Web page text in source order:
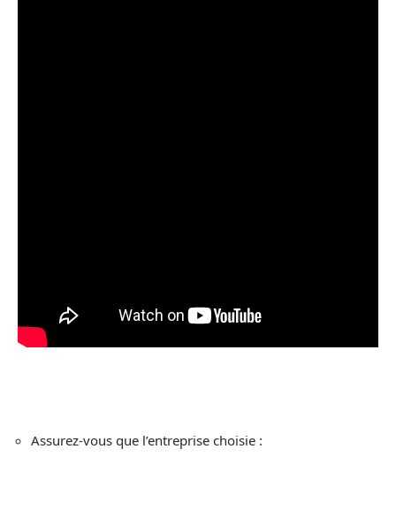
Assurez-vous que l’entreprise choisie :